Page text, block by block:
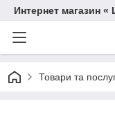
Интернет магазин
Товари та